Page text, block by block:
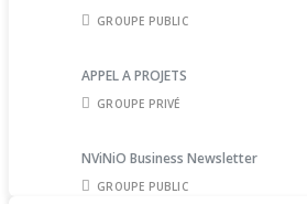
GROUPE PUBLIC
APPEL A PROJETS
GROUPE PRIVÉ
NViNiO Business Newsletter
GROUPE PUBLIC